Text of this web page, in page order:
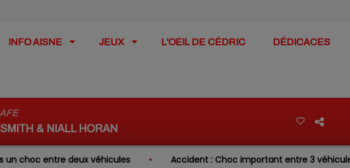
INFO AISNE JEUX L'OEIL DE CÉDRIC DÉDICACES
& NIALL HORAN
entre deux véhicules Accident : Choc important entre 3 véhicules sur